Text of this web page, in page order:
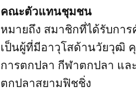
คณะตัวแทนชุมชน
หมายถึง สมาชิกที่ได้รับกา
เป็นผู้ที่มีอาวุโสด้านวัยวุฒิ
การตกปลา กีฬาตกปลา แ
ตกปลาสยามฟิชชิ่ง